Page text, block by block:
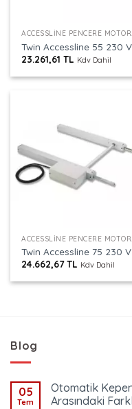
Twin Accessline 55 230 V
23.261,61TL Kdv Dahil
Twin Accessline 75 230 V
24.662,67TL Kdv Dahil
Blog
05
Tem
Otomatik
Arasındaki